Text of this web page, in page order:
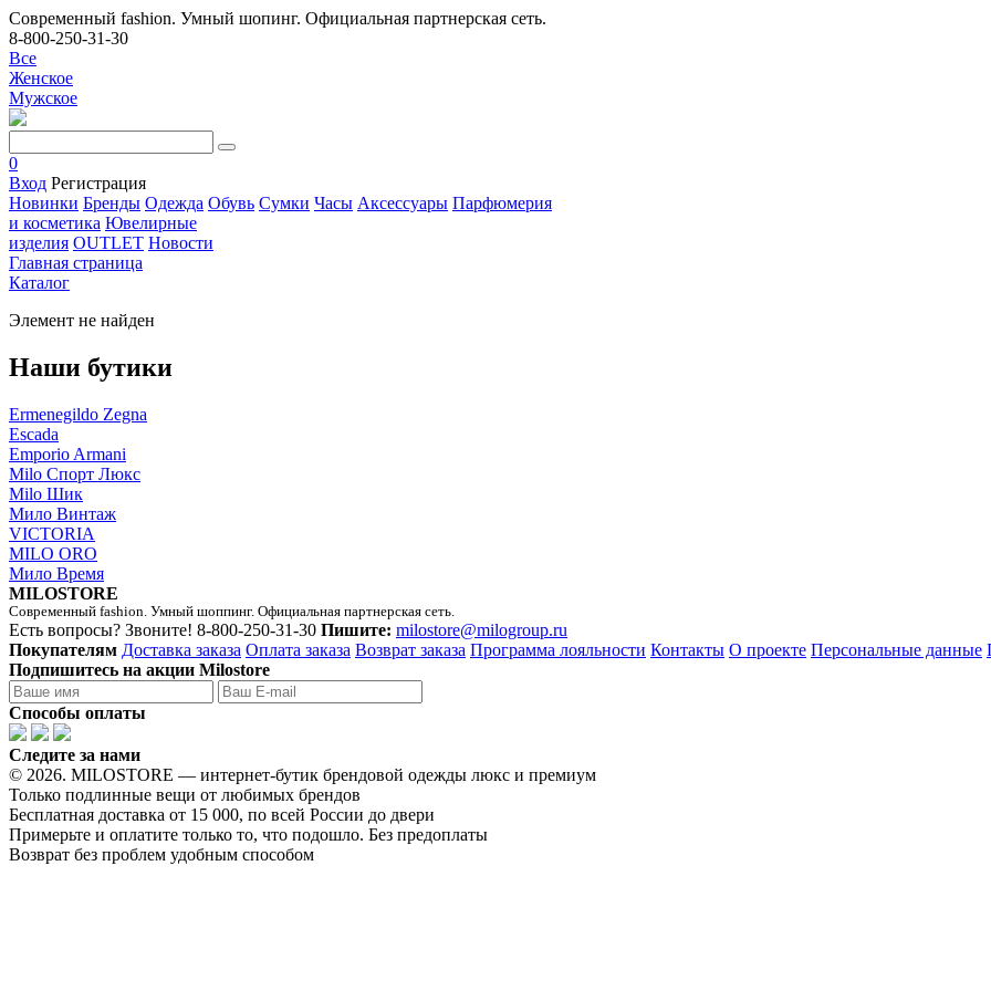
Современный fashion. Умный шопинг. Официальная партнерская сеть.
8-800-250-31-30
Все
Женское
Мужское
0
Вход Регистрация
Новинки Бренды Одежда Обувь Сумки Часы Аксессуары Парфюмерия
и косметика Ювелирные
изделия OUTLET Новости
Главная страница
Каталог
Элемент не найден
Наши бутики
Ermenegildo Zegna
Escada
Emporio Armani
Milo Спорт Люкс
Milo Шик
Мило Винтаж
VICTORIA
MILO ORO
Мило Время
MILOSTORE
Современный fashion. Умный шоппинг. Официальная партнерская сеть.
Есть вопросы? Звоните! 8-800-250-31-30 Пишите: milostore@milogroup.ru
Покупателям Доставка заказа Оплата заказа Возврат заказа Программа лояльности Контакты О проекте Персональные данные
Подпишитесь на акции Milostore
Способы оплаты
Следите за нами
© 2026. MILOSTORE — интернет-бутик брендовой одежды люкс и премиум
Только подлинные вещи от любимых брендов
Бесплатная доставка от 15 000, по всей России до двери
Примерьте и оплатите только то, что подошло. Без предоплаты
Возврат без проблем удобным способом